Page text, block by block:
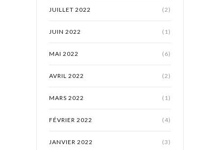
JUILLET 2022 (2)
JUIN 2022 (1)
MAI 2022 (6)
AVRIL 2022 (2)
MARS 2022 (1)
FÉVRIER 2022 (4)
JANVIER 2022 (3)